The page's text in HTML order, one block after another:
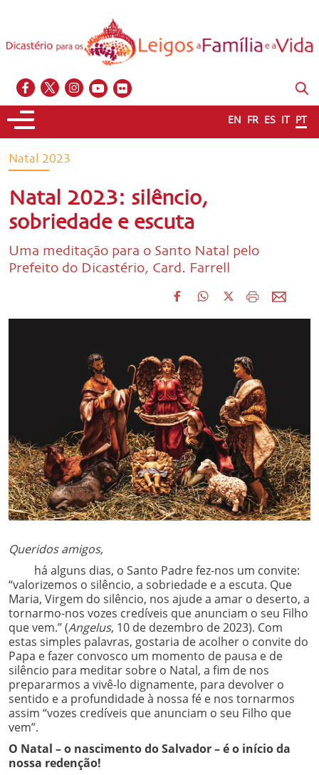
EN FR ES IT PT
Natal 2023
Natal 2023: silêncio,
sobriedade e escuta
Uma meditação para o Santo Natal pelo
Prefeito do Dicastério, Card. Farrell
Queridos amigos,
há alguns dias, o Santo Padre fez-nos um convite:
“valorizemos o silêncio, a sobriedade e a escuta. Que
Maria, Virgem do silêncio, nos ajude a amar o deserto, a
tornarmo-nos vozes credíveis que anunciam o seu Filho
que vem.” (Angelus, 10 de dezembro de 2023). Com
estas simples palavras, gostaria de acolher o convite do
Papa e fazer convosco um momento de pausa e de
silêncio para meditar sobre o Natal, a fim de nos
prepararmos a vivê-lo dignamente, para devolver o
sentido e a profundidade à nossa fé e nos tornarmos
assim “vozes credíveis que anunciam o seu Filho que
vem”.
O Natal – o nascimento do Salvador – é o início da
nossa redenção!